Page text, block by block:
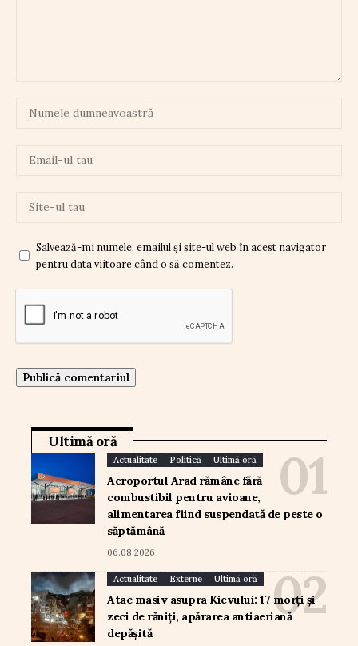
Salvează-mi numele, emailul și site-ul web în acest navigator
pentru data viitoare când o să comentez.
Ultimă oră
Actualitate Politică Ultimă oră
Aeroportul Arad rămâne fără
combustibil pentru avioane,
alimentarea fiind suspendată de peste o
săptămână
06.08.2026
Actualitate Externe Ultimă oră
Atac masiv asupra Kievului: 17 morți și
zeci de răniți, apărarea antiaeriană
depășită